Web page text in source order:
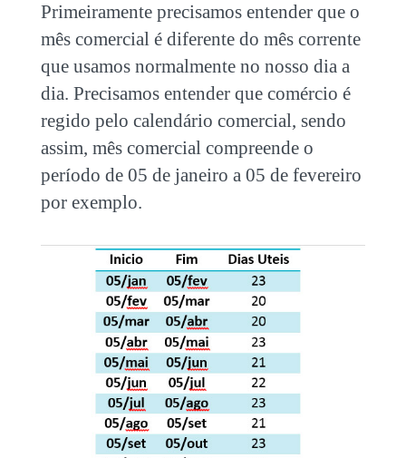
Primeiramente precisamos entender que o
mês comercial é diferente do mês corrente
que usamos normalmente no nosso dia a
dia. Precisamos entender que comércio é
regido pelo calendário comercial, sendo
assim, mês comercial compreende o
período de 05 de janeiro a 05 de fevereiro
por exemplo.